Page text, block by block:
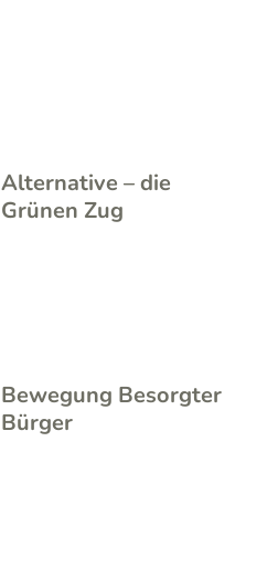
Alternative – die
Grünen Zug
Bewegung Besorgter
Bürger